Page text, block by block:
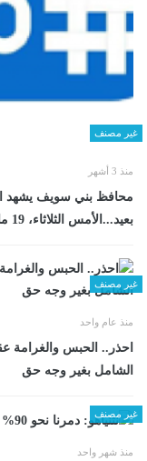
غير مصنف
منذ 3 أشهر
محافظ بني سويف يشهد
بعيد...الأمس الثلاثاء، 19 مايو 2026 08:19 مـ
غير مصنف
منذ عام واحد
احذر.. الحبس والغرامة
الشامل بغير وجه حق
غير مصنف
منذ شهر واحد